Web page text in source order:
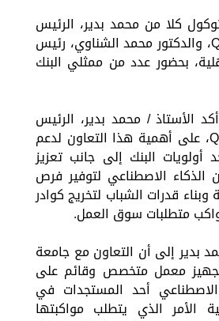
كلا من محمد بدير، الرئيس
التنفيذي لـبنك QNB، والدكتور محمد الشناوي، رئيس
بحضور عدد من ممثلي البنك
الأستاذ / محمد بدير، الرئيس
التنفيذي لـبنك QNB، على أهمية هذا التعاون لدعم
أولويات البنك إلى جانب تعزيز
الذكاء الاصطناعي لتوفير فرص
وبناء قدرات الشباب لتخريج كوادر
متطلبات سوق العمل.
بدير إلى أن التعاون مع جامعة
وتجهيز معمل متخصص وقائم على
الاصطناعي أحد المستجدات في
الأمر الذي يتطلب مواكبتها